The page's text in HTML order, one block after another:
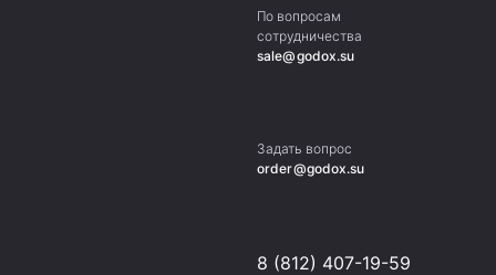
По вопросам
сотрудничества
sale@godox.su
Задать вопрос
order@godox.su
8 (812) 407-19-59